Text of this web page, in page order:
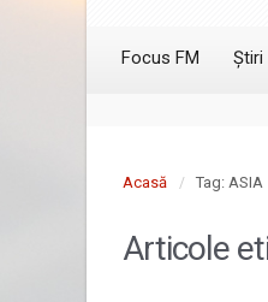
Focus FM Știri
Acasă Tag: ASIA
Articole